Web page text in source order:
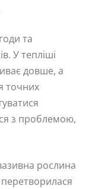
та
У тепліші
довше, а
точних
з проблемою,
рослина
перетворилася